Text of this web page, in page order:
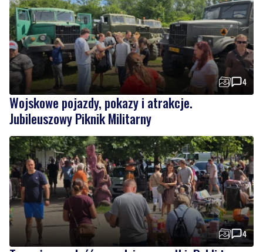
4
Wojskowe pojazdy, pokazy i atrakcje.
Jubileuszowy Piknik Militarny
4
Tu można znaleźć prawdziwe perełki. Pchli targ
cieszy się zainteresowaniem
Wiadomości